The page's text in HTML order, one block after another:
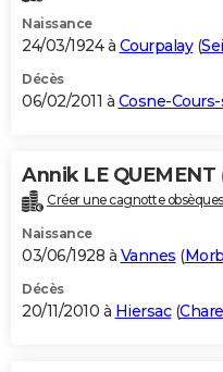
Naissance
24/03/1924 à Courpalay(
Décès
06/02/2011 à Cosne-
Annik LE QUEMENT
Créer une cagnotte obsèques
Naissance
03/06/1928 à Vannes (
Décès
20/11/2010 à Hiersac(